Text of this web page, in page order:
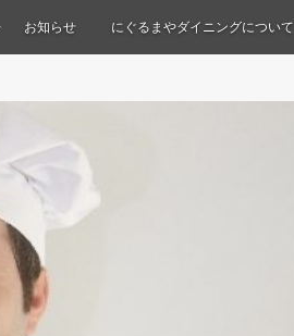
お知らせ にぐるまやダイニングについて